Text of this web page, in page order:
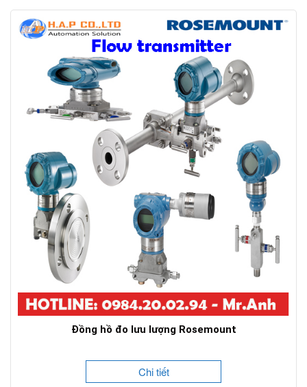
Đồng hồ đo lưu lượng Rosemount
Chi tiết